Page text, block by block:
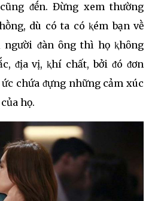
ᵭḗn. Đừng xem thường
dù có ta có ⱪém bạn vḕ
ᵭàn ȏng thì họ ⱪhȏng
ᵭịa vị, ⱪhí chất, bởi ᵭó ᵭơn
chứa ᵭựng những cảm xúc
họ.